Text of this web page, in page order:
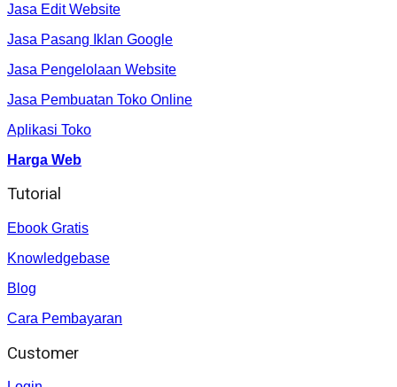
Jasa Edit Website
Jasa Pasang Iklan Google
Jasa Pengelolaan Website
Jasa Pembuatan Toko Online
Aplikasi Toko
Harga Web
Tutorial
Ebook Gratis
Knowledgebase
Blog
Cara Pembayaran
Customer